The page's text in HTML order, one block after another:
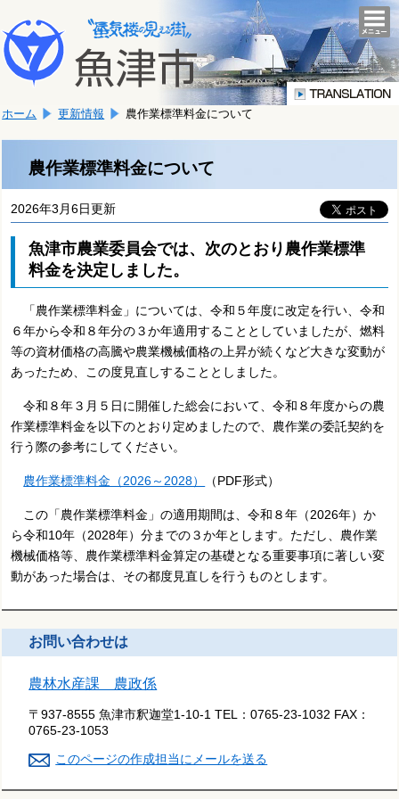
文
へ
移
ま
す。
こ
か
文
ホーム 更新情報 農作業標準料金について
農作業標準料金について
2026年3月6日更新
魚津市農業委員会では、次のとおり農作業標準
料金を決定しました。
「農作業標準料金」については、令和５年度に改定を行い、令和
６年から令和８年分の３か年適用することとしていましたが、燃料
等の資材価格の高騰や農業機械価格の上昇が続くなど大きな変動が
あったため、この度見直しすることとしました。
令和８年３月５日に開催した総会において、令和８年度からの農
作業標準料金を以下のとおり定めましたので、農作業の委託契約を
行う際の参考にしてください。
農作業標準料金（2026～2028） （PDF形式）
この「農作業標準料金」の適用期間は、令和８年（2026年）か
ら令和10年（2028年）分までの３か年とします。ただし、農作業
機械価格等、農作業標準料金算定の基礎となる重要事項に著しい変
動があった場合は、その都度見直しを行うものとします。
お問い合わせは
農林水産課 農政係
〒937-8555 魚津市釈迦堂1-10-1 TEL：0765-23-1032 FAX：
0765-23-1053
このページの作成担当にメールを送る